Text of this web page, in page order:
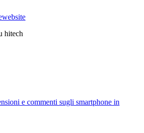
hitech
e commenti sugli smartphone in